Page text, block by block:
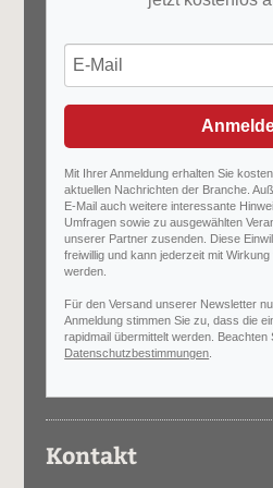
Mit Ihrer Anmeldung erhalten Sie
aktuellen Nachrichten der Branche.
E-Mail auch weitere interessante
Umfragen sowie zu ausgewählten
unserer Partner zusenden. Diese
freiwillig und kann jederzeit mit
werden.
Für den Versand unserer Newsletter
Anmeldung stimmen Sie zu, dass die
rapidmail übermittelt werden. Beachten
Datenschutzbestimmungen
Kontakt